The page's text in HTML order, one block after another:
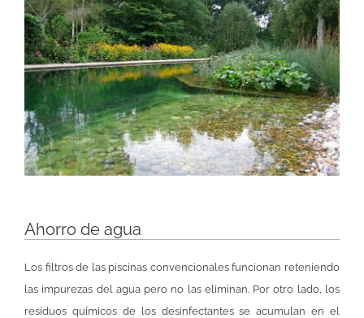
Ahorro de agua
Los filtros de las piscinas convencionales funcionan reteniendo
las impurezas del agua pero no las eliminan. Por otro lado, los
residuos químicos de los desinfectantes se acumulan en el